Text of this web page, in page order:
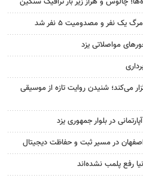
یک نفر و مصدومیت ۵ نفر شد
می‌کند؛ شنیدن روایت تازه از موسیقی
در بلوار جمهوری یزد
رفع پلمب نشده‌اند